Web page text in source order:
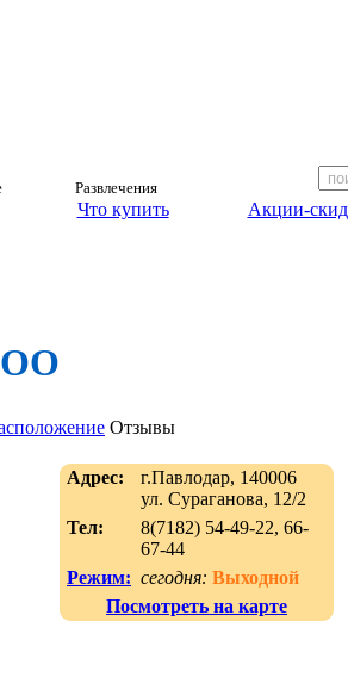
Развлечения
Что купить Акции-
Отзывы
Адрес:
г.Павлодар, 140006
ул. Сураганова, 12/2
Тел:
8(7182) 54-49-22, 66-
67-44
Режим: сегодня: Выходной
Посмотреть на карте